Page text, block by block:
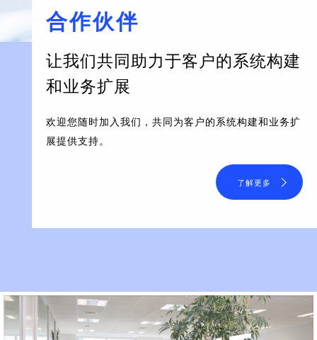
合作伙伴
让我们共同助力于客户的系统构建
和业务扩展
欢迎您随时加入我们，共同为客户的系统构建和业务扩
展提供支持。
了解更多